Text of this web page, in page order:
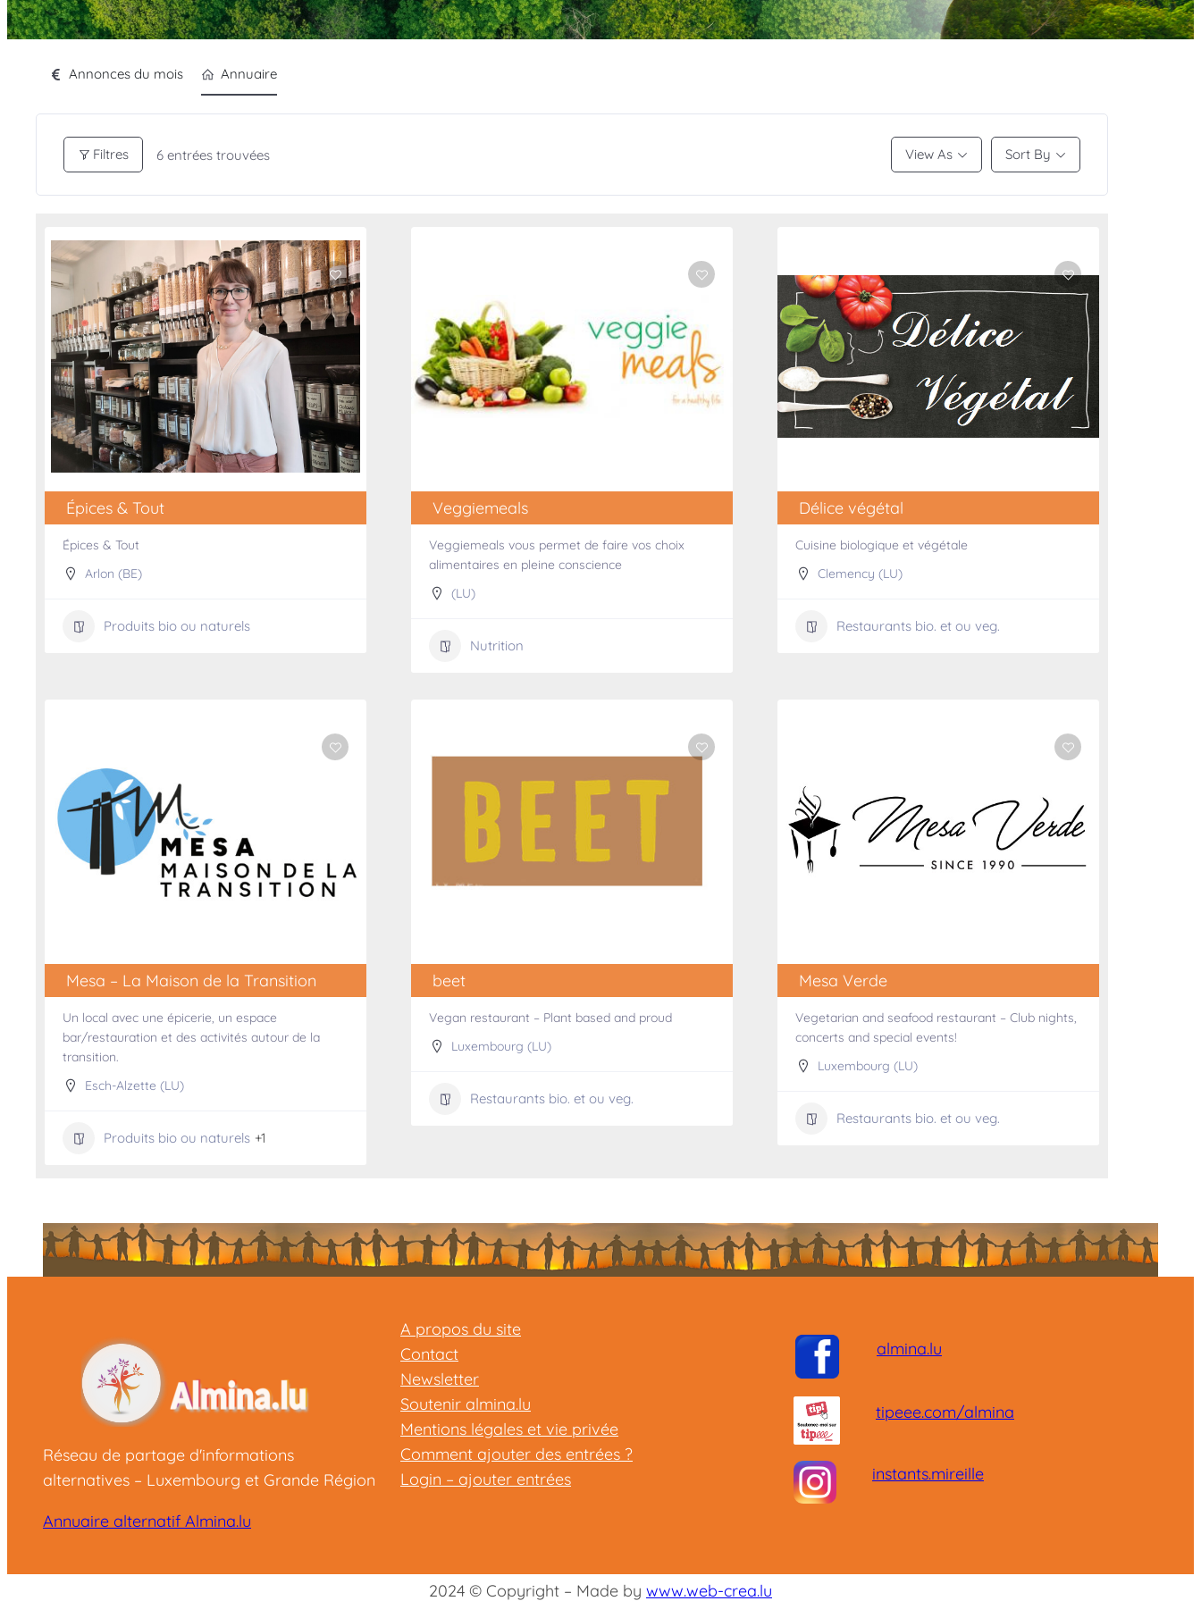
Annonces du mois Annuaire
Filtres 6 entrées trouvées View As Sort By
Épices & Tout
Épices & Tout
Arlon (BE)
Produits bio ou naturels
Veggiemeals
Veggiemeals vous permet de faire vos choix
alimentaires en pleine conscience
(LU)
Nutrition
Délice végétal
Cuisine biologique et végétale
Clemency (LU)
Restaurants bio. et ou veg.
Mesa – La Maison de la Transition
Un local avec une épicerie, un espace
bar/restauration et des activités autour de la
transition.
Esch-Alzette (LU)
Produits bio ou naturels +1
beet
Vegan restaurant – Plant based and proud
Luxembourg (LU)
Restaurants bio. et ou veg.
Mesa Verde
Vegetarian and seafood restaurant – Club nights,
concerts and special events!
Luxembourg (LU)
Restaurants bio. et ou veg.
Réseau de partage d'informations
alternatives – Luxembourg et Grande Région
Annuaire alternatif Almina.lu
A propos du site
Contact
Newsletter
Soutenir almina.lu
Mentions légales et vie privée
Comment ajouter des entrées ?
Login – ajouter entrées
almina.lu
tipeee.com/almina
instants.mireille
2024 © Copyright – Made by www.web-crea.lu